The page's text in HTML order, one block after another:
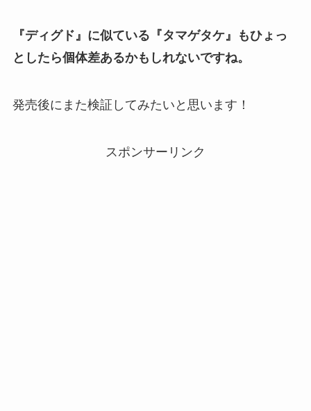
『ディグド』に似ている『タマゲタケ』もひょっ
としたら個体差あるかもしれないですね。
発売後にまた検証してみたいと思います！
スポンサーリンク